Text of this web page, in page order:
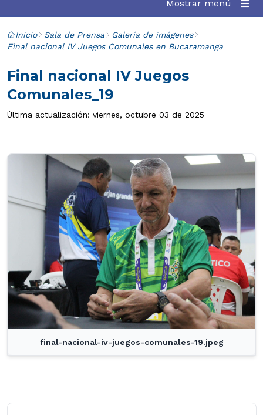
Mostrar menú
Inicio Sala de Prensa
Galería de imágenes
Final nacional IV Juegos Comunales en Bucaramanga
Final nacional IV Juegos
Comunales_19
Última actualización: viernes, octubre 03 de 2025
final-nacional-iv-juegos-comunales-19.jpeg